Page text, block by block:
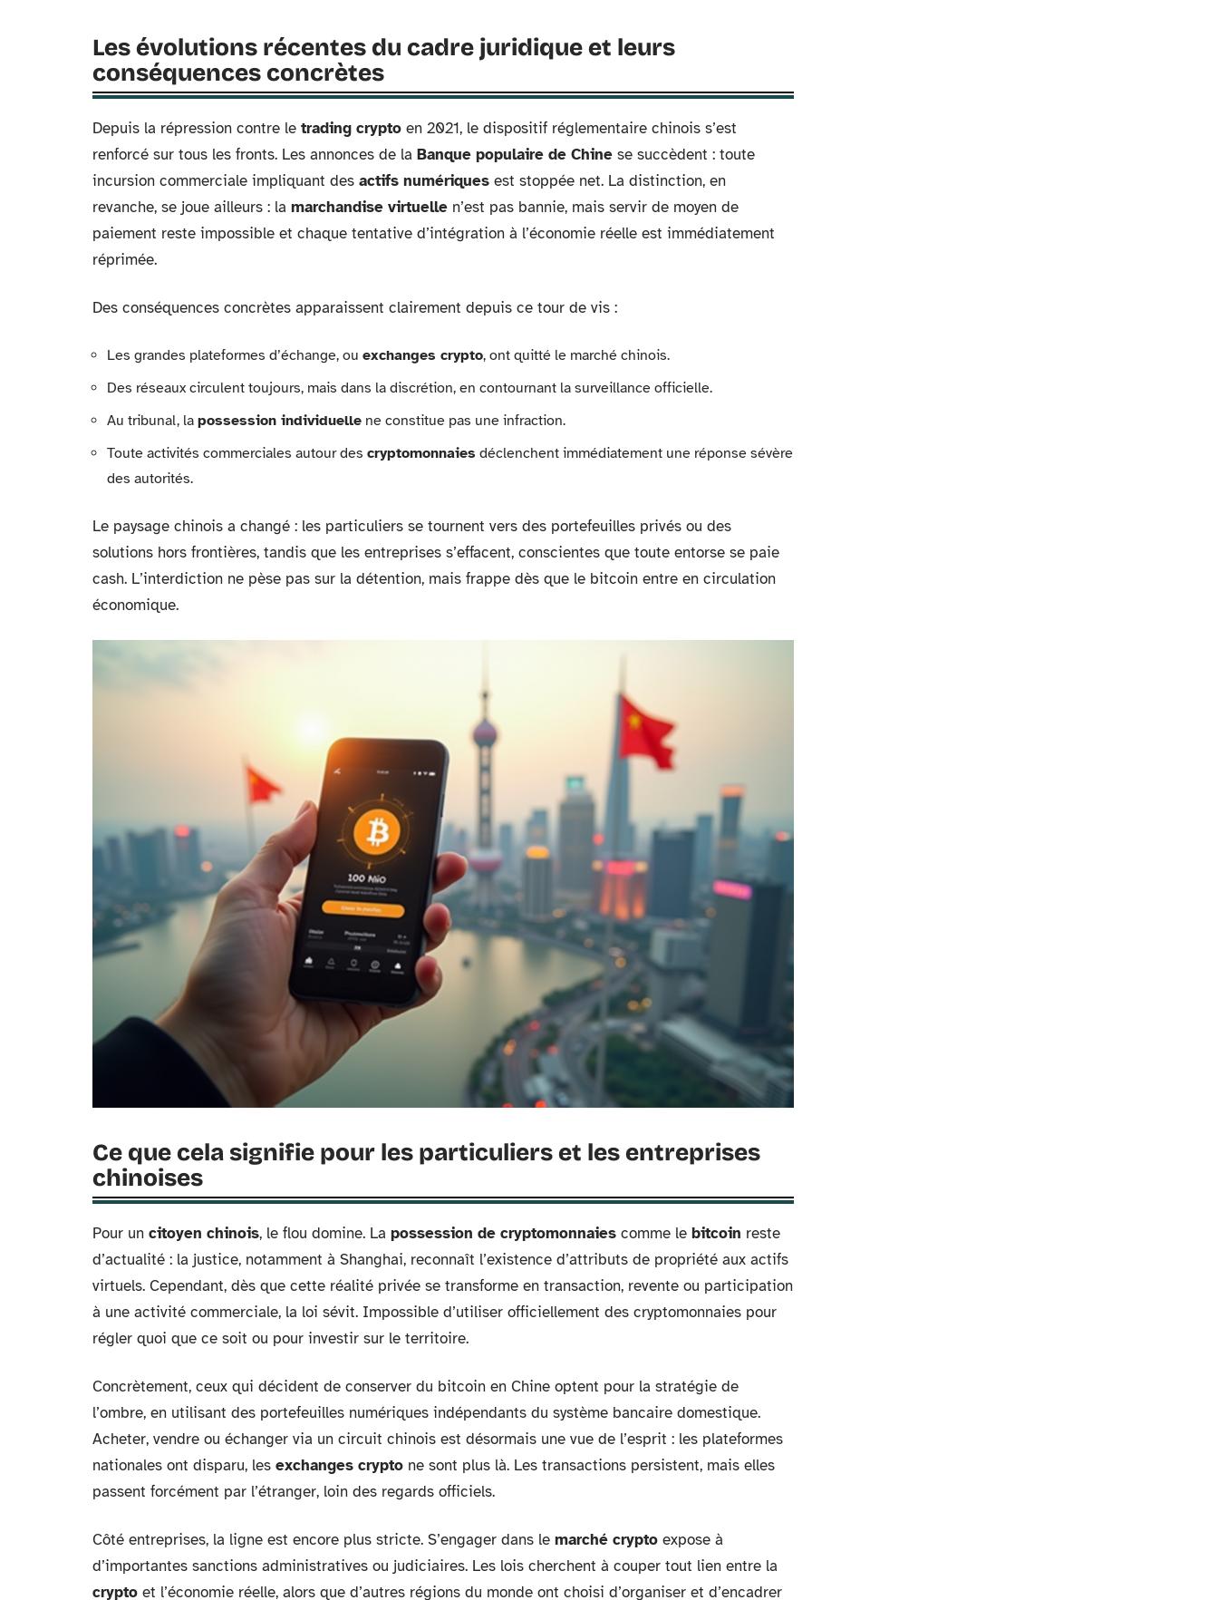
Les évolutions récentes du cadre juridique et leurs
conséquences concrètes
Depuis la répression contre le trading crypto en 2021, le dispositif réglementaire chinois s’est
renforcé sur tous les fronts. Les annonces de la Banque populaire de Chine se succèdent : toute
incursion commerciale impliquant des actifs numériques est stoppée net. La distinction, en
revanche, se joue ailleurs : la marchandise virtuelle n’est pas bannie, mais servir de moyen de
paiement reste impossible et chaque tentative d’intégration à l’économie réelle est immédiatement
réprimée.
Des conséquences concrètes apparaissent clairement depuis ce tour de vis :
Les grandes plateformes d’échange, ou exchanges crypto, ont quitté le marché chinois.
Des réseaux circulent toujours, mais dans la discrétion, en contournant la surveillance officielle.
Au tribunal, la possession individuelle ne constitue pas une infraction.
Toute activités commerciales autour des cryptomonnaies déclenchent immédiatement une réponse sévère
des autorités.
Le paysage chinois a changé : les particuliers se tournent vers des portefeuilles privés ou des
solutions hors frontières, tandis que les entreprises s’effacent, conscientes que toute entorse se paie
cash. L’interdiction ne pèse pas sur la détention, mais frappe dès que le bitcoin entre en circulation
économique.
Ce que cela signifie pour les particuliers et les entreprises
chinoises
Pour un citoyen chinois, le flou domine. La possession de cryptomonnaies comme le bitcoin reste
d’actualité : la justice, notamment à Shanghai, reconnaît l’existence d’attributs de propriété aux actifs
virtuels. Cependant, dès que cette réalité privée se transforme en transaction, revente ou participation
à une activité commerciale, la loi sévit. Impossible d’utiliser officiellement des cryptomonnaies pour
régler quoi que ce soit ou pour investir sur le territoire.
Concrètement, ceux qui décident de conserver du bitcoin en Chine optent pour la stratégie de
l’ombre, en utilisant des portefeuilles numériques indépendants du système bancaire domestique.
Acheter, vendre ou échanger via un circuit chinois est désormais une vue de l’esprit : les plateformes
nationales ont disparu, les exchanges crypto ne sont plus là. Les transactions persistent, mais elles
passent forcément par l’étranger, loin des regards officiels.
Côté entreprises, la ligne est encore plus stricte. S’engager dans le marché crypto expose à
d’importantes sanctions administratives ou judiciaires. Les lois cherchent à couper tout lien entre la
crypto et l’économie réelle, alors que d’autres régions du monde ont choisi d’organiser et d’encadrer